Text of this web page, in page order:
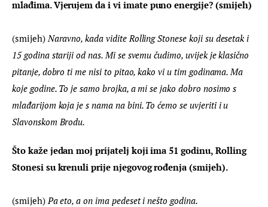
mlađima. Vjerujem da i vi imate puno energije? (smijeh)
(smijeh) Naravno, kada vidite Rolling Stonese koji su desetak i
15 godina stariji od nas. Mi se svemu čudimo, uvijek je klasično
pitanje, dobro ti me nisi to pitao, kako vi u tim godinama. Ma
koje godine. To je samo brojka, a mi se jako dobro nosimo s
mlađarijom koja je s nama na bini. To ćemo se uvjeriti i u
Slavonskom Brodu.
Što kaže jedan moj prijatelj koji ima 51 godinu, Rolling
Stonesi su krenuli prije njegovog rođenja (smijeh).
(smijeh) Pa eto, a on ima pedeset i nešto godina.